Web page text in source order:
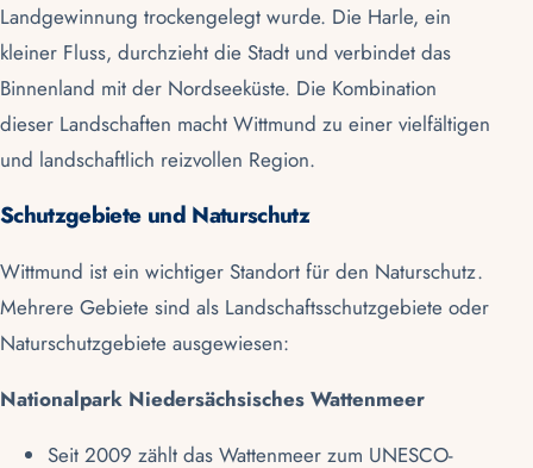
Landgewinnung trockengelegt wurde. Die Harle, ein
kleiner Fluss, durchzieht die Stadt und verbindet das
Binnenland mit der Nordseeküste. Die Kombination
dieser Landschaften macht Wittmund zu einer vielfältigen
und landschaftlich reizvollen Region.
Schutzgebiete und Naturschutz
Wittmund ist ein wichtiger Standort für den Naturschutz.
Mehrere Gebiete sind als Landschaftsschutzgebiete oder
Naturschutzgebiete ausgewiesen:
Nationalpark Niedersächsisches Wattenmeer
Seit 2009 zählt das Wattenmeer zum UNESCO-